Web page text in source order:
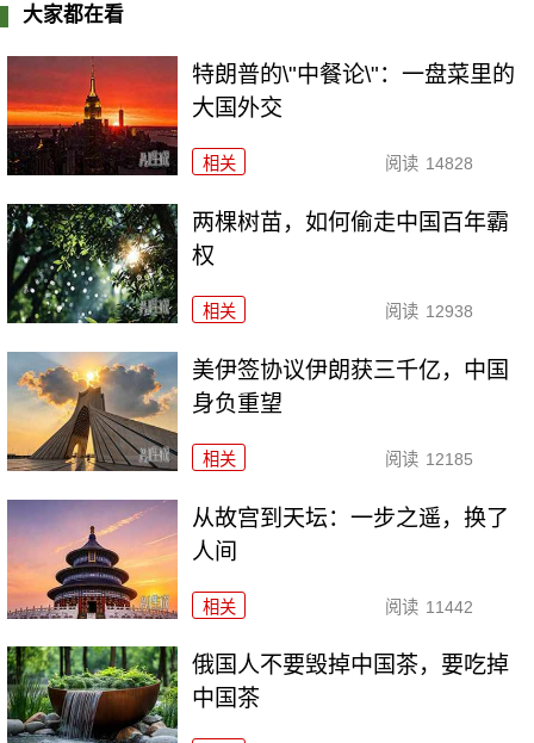
大家都在看
特朗普的\"中餐论\"：一盘菜里的
大国外交
相关 阅读 14828
两棵树苗，如何偷走中国百年霸
权
相关 阅读 12938
美伊签协议伊朗获三千亿，中国
身负重望
相关 阅读 12185
从故宫到天坛：一步之遥，换了
人间
相关 阅读 11442
俄国人不要毁掉中国茶，要吃掉
中国茶